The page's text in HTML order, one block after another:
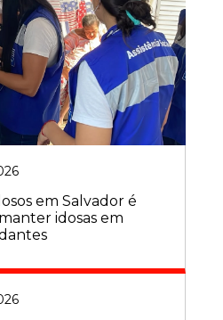
em Salvador é
idosas em